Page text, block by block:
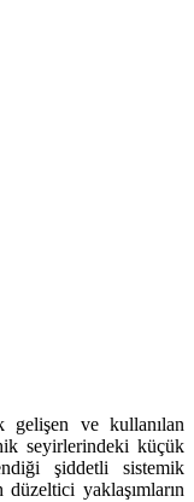
ve kullanılan
seyirlerindeki küçük
şiddetli sistemik
yaklaşımların